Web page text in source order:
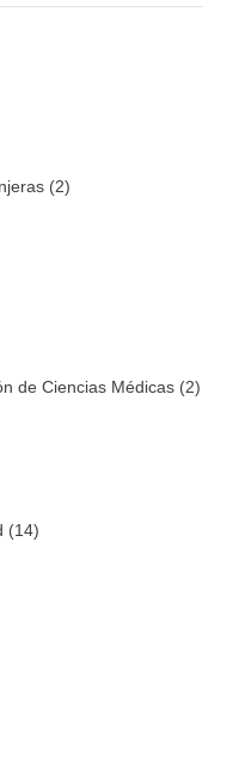
(2)
de Ciencias Médicas (2)
(14)